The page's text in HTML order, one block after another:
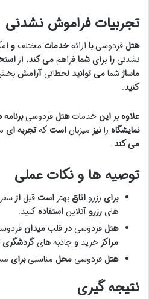
تجربیات فراموش نشدنی
هتلفردوسیبا ارائهخدمات مختلفو
نشدنیرا برایشمافراهممی کند. از
ماساژشمامی توانید لحظاتیآرامش
کنید.
علاوهبراینخدماتهتلفردوسی
نمایشگاه رانیز میزباناستکهتجربه ای
می کند.
توصیه ها و نکاتعملی
برای رزرواتاقبهتراستقبلازسفر
هایرزروآنلایناستفادهکنید.
هتلفردوسیدرقلبمیدان
مراکزخرید وجاذبه هایگردشگری
هتلفردوسیمحل مناسبیبرای
نتیجهگیری